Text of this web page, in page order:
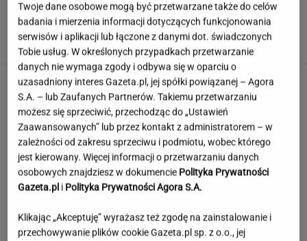
Rekord padł w niewielkim stawie. Taki okaz
trafia się bardzo rzadko
Twoje dane osobowe mogą być przetwarzane także do celów
badania i mierzenia informacji dotyczących funkcjonowania
serwisów i aplikacji lub łączone z danymi dot. świadczonych
Tobie usług. W określonych przypadkach przetwarzanie
danych nie wymaga zgody i odbywa się w oparciu o
uzasadniony interes Gazeta.pl, jej spółki powiązanej – Agora
S.A. – lub Zaufanych Partnerów. Takiemu przetwarzaniu
możesz się sprzeciwić, przechodząc do „Ustawień
Zaawansowanych” lub przez kontakt z administratorem – w
zależności od zakresu sprzeciwu i podmiotu, wobec którego
jest kierowany. Więcej informacji o przetwarzaniu danych
osobowych znajdziesz w dokumencie Polityka Prywatności
Gazeta.pl i Polityka Prywatności Agora S.A.
Klikając „Akceptuję” wyrażasz też zgodę na zainstalowanie i
przechowywanie plików cookie Gazeta.pl sp. z o.o., jej